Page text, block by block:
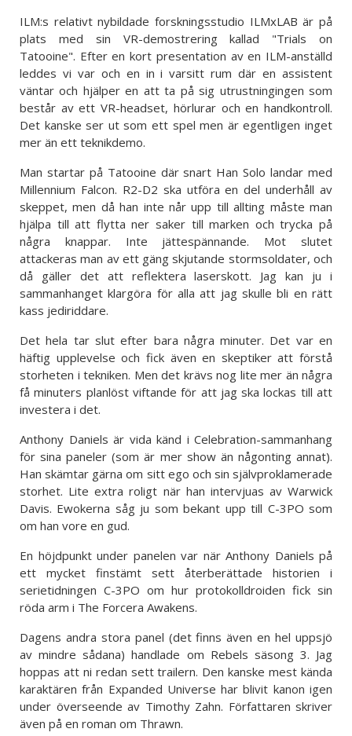
ILM:s relativt nybildade forskningsstudio ILMxLAB är på
plats med sin VR-demostrering kallad "Trials on
Tatooine". Efter en kort presentation av en ILM-anställd
leddes vi var och en in i varsitt rum där en assistent
väntar och hjälper en att ta på sig utrustningingen som
består av ett VR-headset, hörlurar och en handkontroll.
Det kanske ser ut som ett spel men är egentligen inget
mer än ett teknikdemo.
Man startar på Tatooine där snart Han Solo landar med
Millennium Falcon. R2-D2 ska utföra en del underhåll av
skeppet, men då han inte når upp till allting måste man
hjälpa till att flytta ner saker till marken och trycka på
några knappar. Inte jättespännande. Mot slutet
attackeras man av ett gäng skjutande stormsoldater, och
då gäller det att reflektera laserskott. Jag kan ju i
sammanhanget klargöra för alla att jag skulle bli en rätt
kass jediriddare.
Det hela tar slut efter bara några minuter. Det var en
häftig upplevelse och fick även en skeptiker att förstå
storheten i tekniken. Men det krävs nog lite mer än några
få minuters planlöst viftande för att jag ska lockas till att
investera i det.
Anthony Daniels är vida känd i Celebration-sammanhang
för sina paneler (som är mer show än någonting annat).
Han skämtar gärna om sitt ego och sin självproklamerade
storhet. Lite extra roligt när han intervjuas av Warwick
Davis. Ewokerna såg ju som bekant upp till C-3PO som
om han vore en gud.
En höjdpunkt under panelen var när Anthony Daniels på
ett mycket finstämt sett återberättade historien i
serietidningen C-3PO om hur protokolldroiden fick sin
röda arm i The Forcera Awakens.
Dagens andra stora panel (det finns även en hel uppsjö
av mindre sådana) handlade om Rebels säsong 3. Jag
hoppas att ni redan sett trailern. Den kanske mest kända
karaktären från Expanded Universe har blivit kanon igen
under överseende av Timothy Zahn. Författaren skriver
även på en roman om Thrawn.